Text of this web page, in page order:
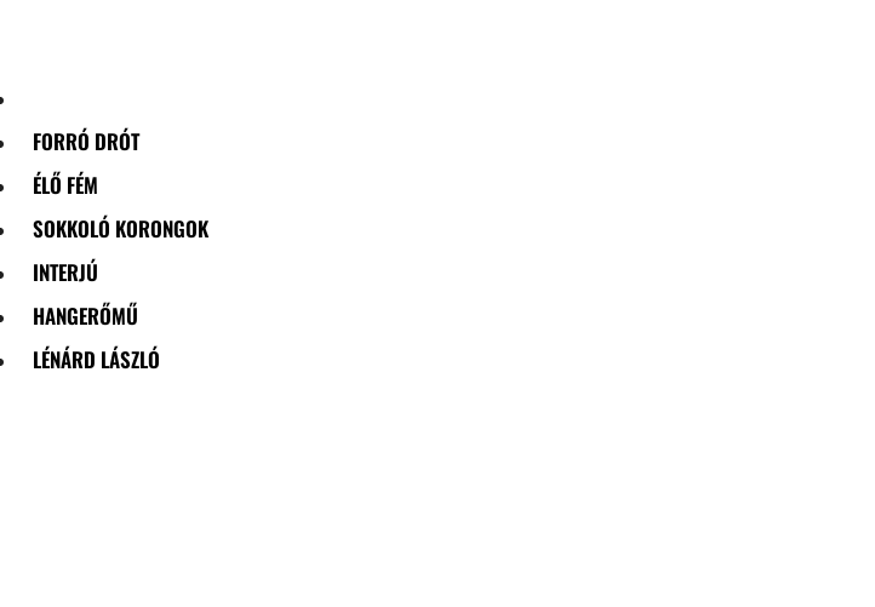
FORRÓ DRÓT
ÉLŐ FÉM
SOKKOLÓ KORONGOK
INTERJÚ
HANGERŐMŰ
LÉNÁRD LÁSZLÓ